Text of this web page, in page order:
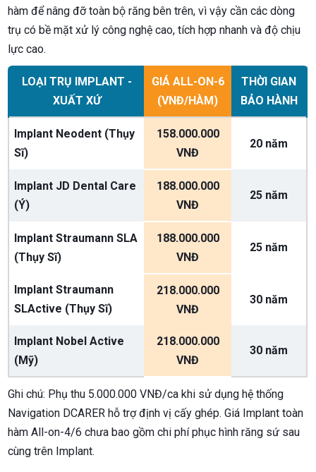
hàm để nâng đỡ toàn bộ răng bên trên, vì vậy cần các dòng
trụ có bề mặt xử lý công nghệ cao, tích hợp nhanh và độ chịu
lực cao.
LOẠI TRỤ IMPLANT -
XUẤT XỨ
GIÁ ALL-ON-6
(VNĐ/HÀM)
THỜI GIAN
BẢO HÀNH
Implant Neodent (Thụy
Sĩ)
158.000.000
VNĐ
20 năm
Implant JD Dental Care
(Ý)
188.000.000
VNĐ
25 năm
Implant Straumann SLA
(Thụy Sĩ)
188.000.000
VNĐ
25 năm
Implant Straumann
SLActive (Thụy Sĩ)
218.000.000
VNĐ
30 năm
Implant Nobel Active
(Mỹ)
218.000.000
VNĐ
30 năm
Ghi chú: Phụ thu 5.000.000 VNĐ/ca khi sử dụng hệ thống
Navigation DCARER hỗ trợ định vị cấy ghép. Giá Implant toàn
hàm All-on-4/6 chưa bao gồm chi phí phục hình răng sứ sau
cùng trên Implant.